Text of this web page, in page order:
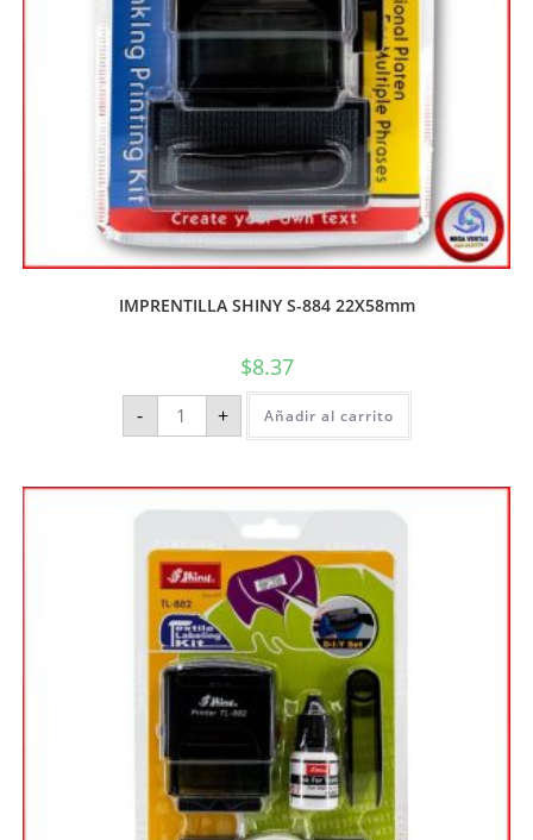
IMPRENTILLA SHINY S-884 22X58mm
$8.37
- + Añadir al carrito